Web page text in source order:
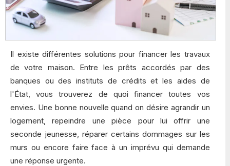
Il existe différentes solutions pour financer les travaux
de votre maison. Entre les prêts accordés par des
banques ou des instituts de crédits et les aides de
l'État, vous trouverez de quoi financer toutes vos
envies. Une bonne nouvelle quand on désire agrandir un
logement, repeindre une pièce pour lui offrir une
seconde jeunesse, réparer certains dommages sur les
murs ou encore faire face à un imprévu qui demande
une réponse urgente.